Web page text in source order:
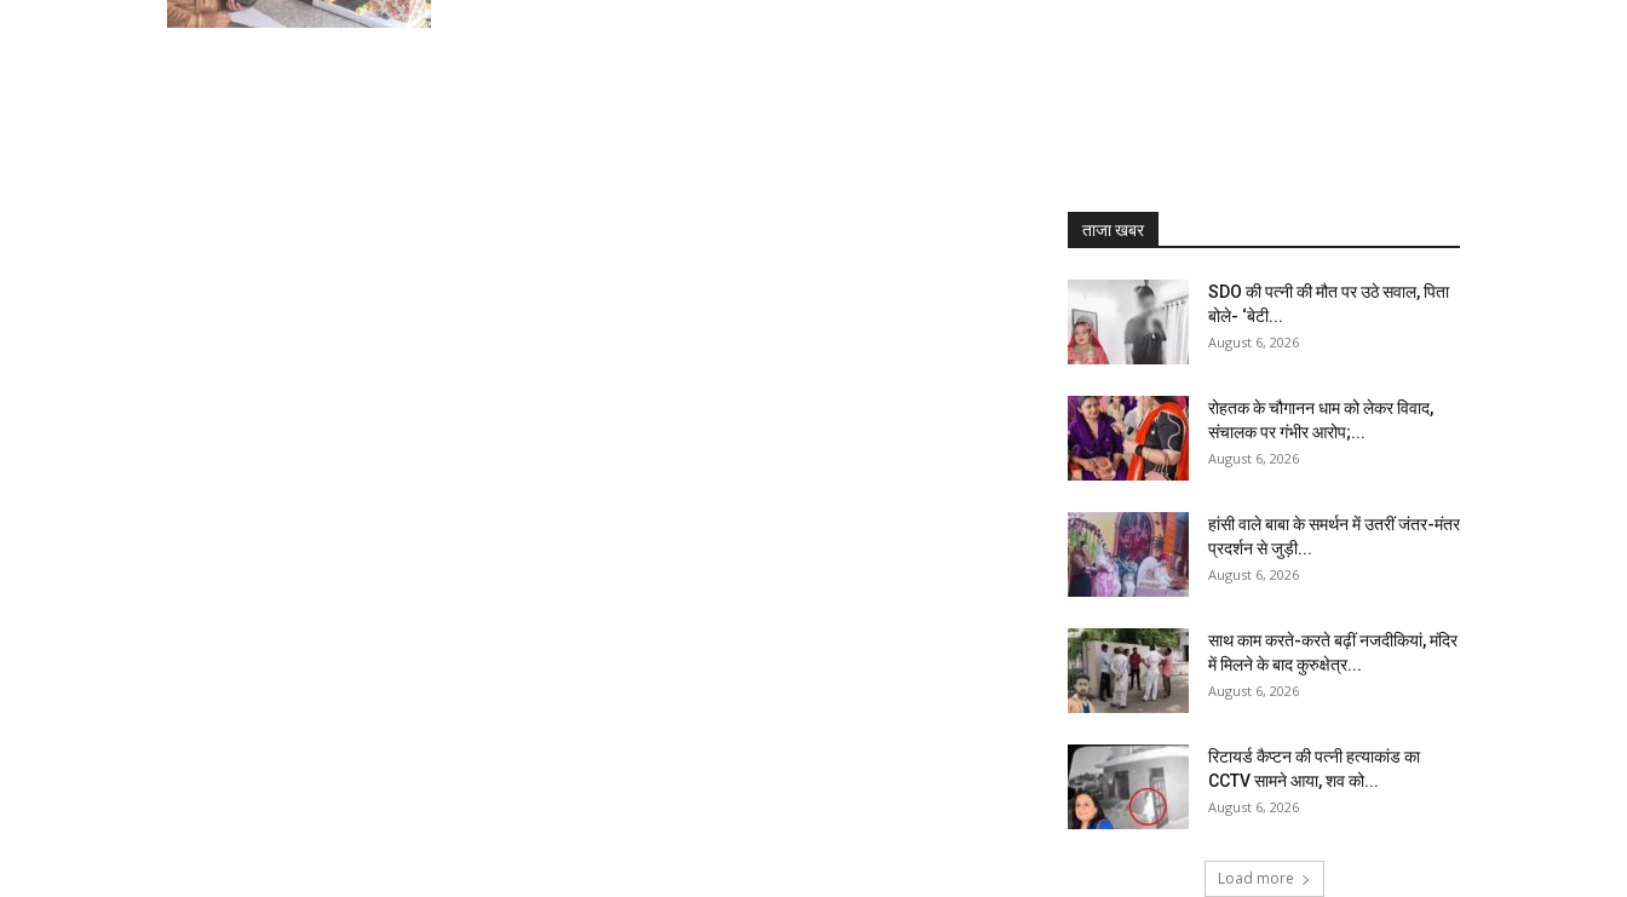
ताजा खबर
SDO की पत्नी की मौत पर उठे सवाल, पिता
बोले- ‘बेटी...
August 6, 2026
रोहतक के चौगानन धाम को लेकर विवाद,
संचालक पर गंभीर आरोप;...
August 6, 2026
हांसी वाले बाबा के समर्थन में उतरीं जंतर-मंतर
प्रदर्शन से जुड़ी...
August 6, 2026
साथ काम करते-करते बढ़ीं नजदीकियां, मंदिर
में मिलने के बाद कुरुक्षेत्र...
August 6, 2026
रिटायर्ड कैप्टन की पत्नी हत्याकांड का
CCTV सामने आया, शव को...
August 6, 2026
Load more